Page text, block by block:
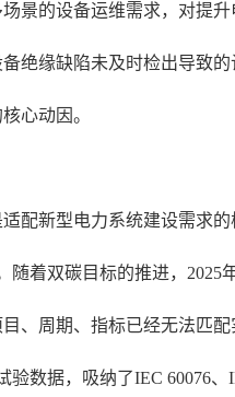
景的设备运维需求，对提
绝缘缺陷未及时检出导致
心动因。
配新型电力系统建设需求
随着双碳目标的推进，
、周期、指标已经无法匹
验数据，吸纳了IEC 60076